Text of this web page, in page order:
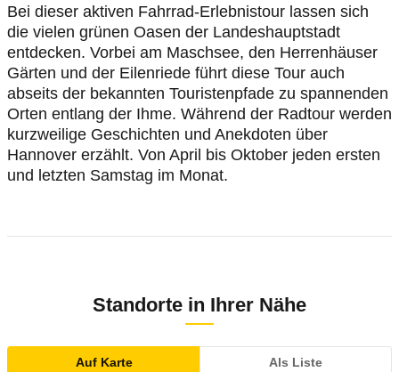
Bei dieser aktiven Fahrrad-Erlebnistour lassen sich
die vielen grünen Oasen der Landeshauptstadt
entdecken. Vorbei am Maschsee, den Herrenhäuser
Gärten und der Eilenriede führt diese Tour auch
abseits der bekannten Touristenpfade zu spannenden
Orten entlang der Ihme. Während der Radtour werden
kurzweilige Geschichten und Anekdoten über
Hannover erzählt. Von April bis Oktober jeden ersten
und letzten Samstag im Monat.
Standorte in Ihrer Nähe
Auf Karte Als Liste